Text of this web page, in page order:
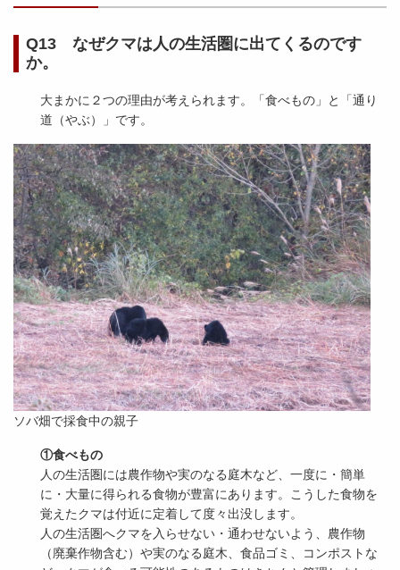
Q13 なぜクマは人の生活圏に出てくるのです
か。
大まかに２つの理由が考えられます。「食べもの」と「通り
道（やぶ）」です。
ソバ畑で採食中の親子
①食べもの
人の生活圏には農作物や実のなる庭木など、一度に・簡単
に・大量に得られる食物が豊富にあります。こうした食物を
覚えたクマは付近に定着して度々出没します。
人の生活圏へクマを入らせない・通わせないよう、農作物
（廃棄作物含む）や実のなる庭木、食品ゴミ、コンポストな